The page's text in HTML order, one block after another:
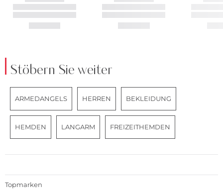
Stöbern Sie weiter
ARMEDANGELS HERREN BEKLEIDUNG
HEMDEN LANGARM FREIZEITHEMDEN
Topmarken